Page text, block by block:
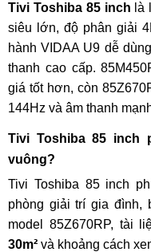
Tivi Toshiba 85 inch là
siêu lớn, độ phân giải
hành VIDAA U9 dễ
thanh cao cấp.
giá tốt hơn, còn
144Hz và âm thanh
Tivi Toshiba 85 inch
vuông?
Tivi Toshiba 85 inch
phòng giải trí gia đình,
model 85Z670RP, tài
30m² và khoảng cách